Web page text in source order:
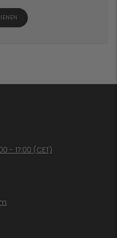
- 17:00 (CET)